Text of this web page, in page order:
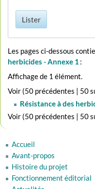
Lister
Les pages ci-dessous
herbicides - Annexe 1 :
Affichage de 1 élément.
Voir (50 précédentes | 50
Résistance à des
Voir (50 précédentes | 50
Accueil
Avant-propos
Histoire du projet
Fonctionnement éditorial